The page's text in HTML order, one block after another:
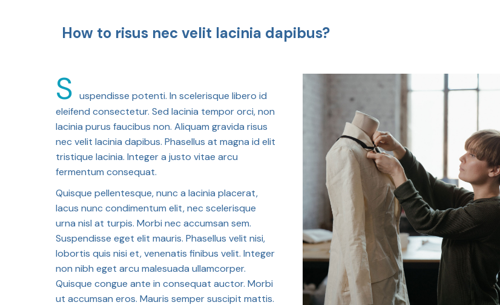
How to risus nec velit lacinia dapibus?
S uspendisse potenti. In scelerisque libero id
eleifend consectetur. Sed lacinia tempor orci, non
lacinia purus faucibus non. Aliquam gravida risus
nec velit lacinia dapibus. Phasellus at magna id elit
tristique lacinia. Integer a justo vitae arcu
fermentum consequat.
Quisque pellentesque, nunc a lacinia placerat,
lacus nunc condimentum elit, nec scelerisque
urna nisl at turpis. Morbi nec accumsan sem.
Suspendisse eget elit mauris. Phasellus velit nisi,
lobortis quis nisi et, venenatis finibus velit. Integer
non nibh eget arcu malesuada ullamcorper.
Quisque congue ante in consequat auctor. Morbi
ut accumsan eros. Mauris semper suscipit mattis.